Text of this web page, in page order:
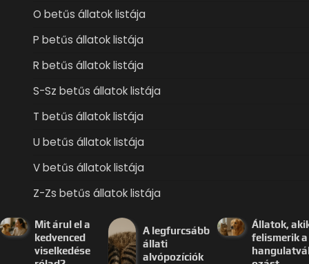
O betűs állatok listája
P betűs állatok listája
R betűs állatok listája
S-Sz betűs állatok listája
T betűs állatok listája
U betűs állatok listája
V betűs állatok listája
Z-Zs betűs állatok listája
Mit árul el a
kedvenced
viselkedése
A legfurcsább
állati
alvópozíciók
Állatok,
felismerik a